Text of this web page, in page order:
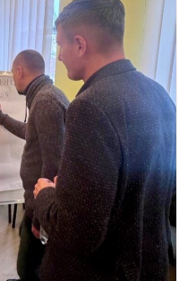
КМКЛ №10
стан, коли органи
зміщуються в
ділянки діафрагми —
грудною та черевною...